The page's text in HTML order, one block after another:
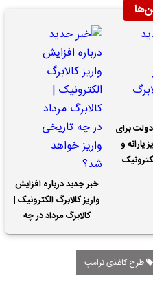
برای
یارانه و
خبر جدید درباره افزایش
واریز کالابرگ الکترونیک |
کالابرگ مرداد در چه
تاریخی واریز خواهد شد؟
طرح کاغذی ترامپ